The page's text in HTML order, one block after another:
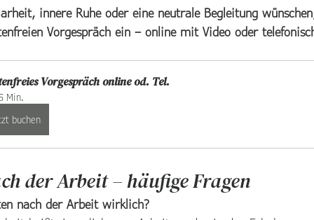
innere Ruhe oder eine neutrale Begleitung
Vorgespräch ein – online mit Video oder
Vorgespräch online od. Tel.
Min.
buchen
der Arbeit – häufige Fragen
nach der Arbeit wirklich?